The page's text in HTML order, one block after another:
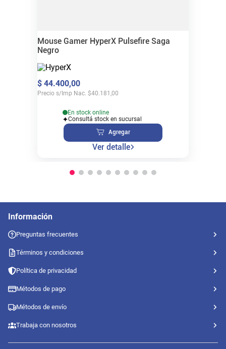
Mouse Gamer HyperX Pulsefire Saga
Negro
$ 44.400,00
Precio s/Imp Nac. $40.181,00
En stock online
Consultá stock en sucursal
Agregar
Ver detalle
Información
Preguntas frecuentes
Términos y condiciones
Política de privacidad
Métodos de pago
Métodos de envío
Trabaja con nosotros